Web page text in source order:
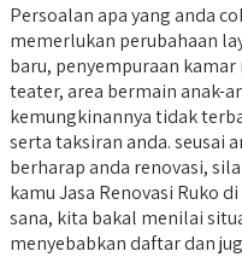
Persoalan apa yang anda
memerlukan perubahaan
baru, penyempuraan
teater, area bermain anak-
kemungkinannya tidak
serta taksiran anda. seusai
berharap anda renovasi,
kamu Jasa Renovasi Ruko
sana, kita bakal menilai
menyebabkan daftar dan